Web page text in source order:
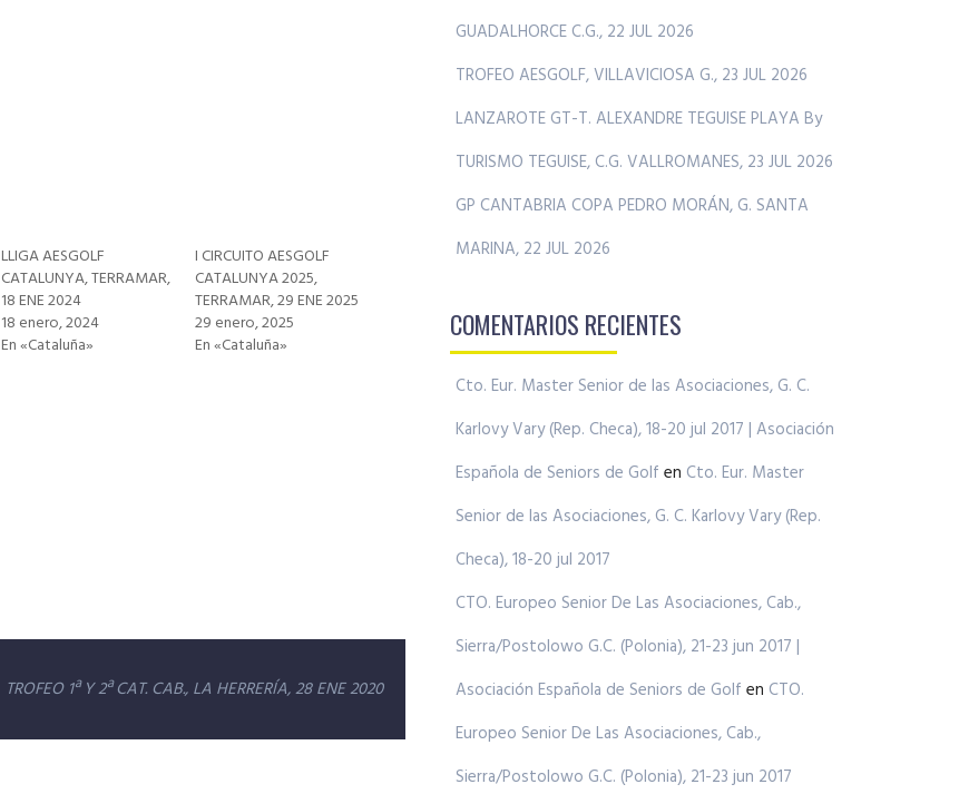
LLIGA AESGOLF
CATALUNYA, TERRAMAR,
18 ENE 2024
18 enero, 2024
En «Cataluña»
I CIRCUITO AESGOLF
CATALUNYA 2025,
TERRAMAR, 29 ENE 2025
29 enero, 2025
En «Cataluña»
TROFEO 1ª Y 2ª CAT. CAB., LA HERRERÍA, 28 ENE 2020
GUADALHORCE C.G., 22 JUL 2026
TROFEO AESGOLF, VILLAVICIOSA G., 23 JUL 2026
LANZAROTE GT-T. ALEXANDRE TEGUISE PLAYA By
TURISMO TEGUISE, C.G. VALLROMANES, 23 JUL 2026
GP CANTABRIA COPA PEDRO MORÁN, G. SANTA
MARINA, 22 JUL 2026
COMENTARIOS RECIENTES
Cto. Eur. Master Senior de las Asociaciones, G. C.
Karlovy Vary (Rep. Checa), 18-20 jul 2017 | Asociación
Española de Seniors de Golf en Cto. Eur. Master
Senior de las Asociaciones, G. C. Karlovy Vary (Rep.
Checa), 18-20 jul 2017
CTO. Europeo Senior De Las Asociaciones, Cab.,
Sierra/Postolowo G.C. (Polonia), 21-23 jun 2017 |
Asociación Española de Seniors de Golf en CTO.
Europeo Senior De Las Asociaciones, Cab.,
Sierra/Postolowo G.C. (Polonia), 21-23 jun 2017